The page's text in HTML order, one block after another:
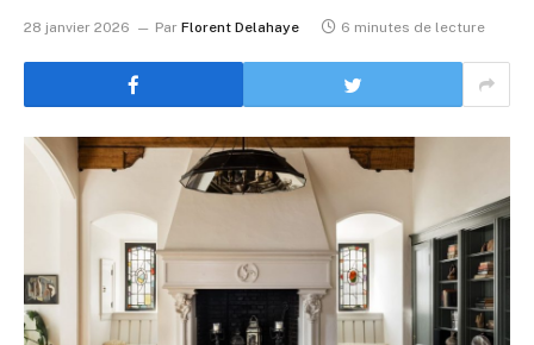
28 janvier 2026 Par Florent Delahaye 6 minutes de lecture